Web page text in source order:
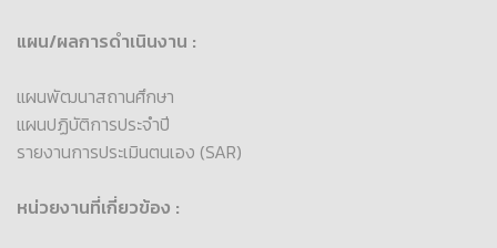
แผน/ผลการดำเนินงาน :
แผนพัฒนาสถานศึกษา
แผนปฏิบัติการประจำปี
รายงานการประเมินตนเอง (SAR)
หน่วยงานที่เกี่ยวข้อง :